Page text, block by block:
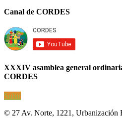
Canal de CORDES
XXXIV asamblea general
CORDES
Subir
© 27 Av. Norte, 1221, Urbanización